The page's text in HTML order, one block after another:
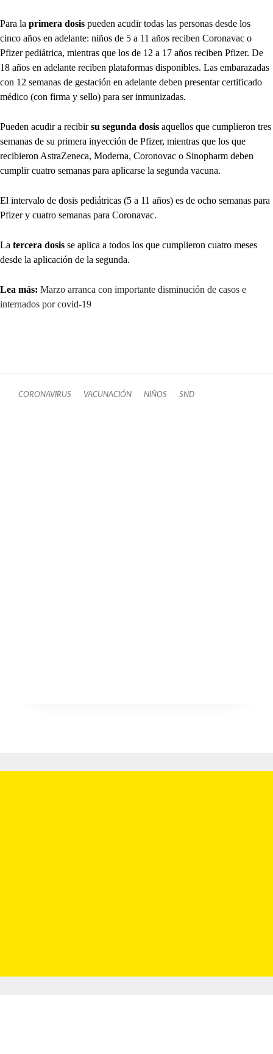
Para la primera dosis pueden acudir todas las personas desde los
cinco años en adelante: niños de 5 a 11 años reciben Coronavac o
Pfizer pediátrica, mientras que los de 12 a 17 años reciben Pfizer. De
18 años en adelante reciben plataformas disponibles. Las embarazadas
con 12 semanas de gestación en adelante deben presentar certificado
médico (con firma y sello) para ser inmunizadas.
Pueden acudir a recibirsu segunda dosis aquellos que cumplieron tres
semanas de su primera inyección de Pfizer, mientras que los que
recibieron AstraZeneca, Moderna, Coronovac o Sinopharm deben
cumplir cuatro semanas para aplicarse la segunda vacuna.
El intervalo de dosis pediátricas (5 a 11 años) es de ocho semanas para
Pfizer y cuatro semanas para Coronavac.
La tercera dosis se aplica a todos los que cumplieron cuatro meses
desde la aplicación de la segunda.
Lea más: Marzo arranca con importante disminución de casos e
internados por covid-19
CORONAVIRUS VACUNACIÓN NIÑOS SND